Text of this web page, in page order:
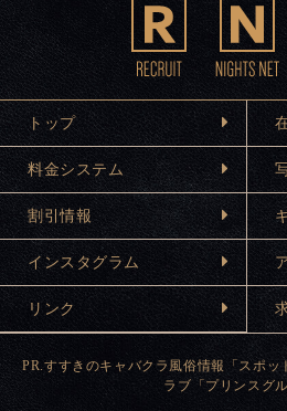
トップ
料金システム
割引情報
インスタグラム
リンク
PR.すすきのキャバクラ風俗情報「スポッ
ラブ「プリンスグル